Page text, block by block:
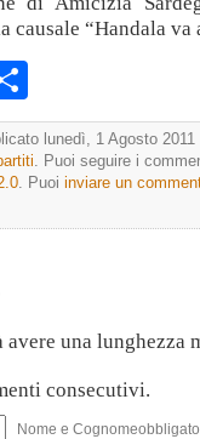
causale “Handala va
lunedì, 1 Agosto 2011
. Puoi seguire i
. Puoi inviare un
una lunghezza
consecutivi.
Nome e